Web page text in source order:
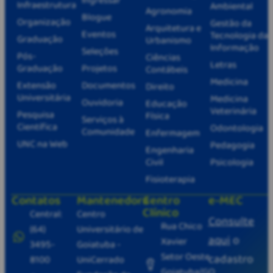
Infraestrutura
Organização
Graduação
Pós-
Graduação
Extensão
Universitária
Pesquisa
Científica
UNC na Web
Blogue
Eventos
Seleções
Projetos
Documentos
Ouvidoria
Serviços à
Comunidade
Agronomia
Arquitetura e
Urbanismo
Ciências
Contábeis
Direito
Educação
Física
Enfermagem
Engenharia
Civil
Fisioterapia
Ambiental
Gestão da
Tecnologia da
Informação
Letras
Medicina
Medicina
Veterinária
Odontologia
Pedagogia
Psicologia
Contatos
Central:
(64)
3495-
8100
Mantenedora
Centro
Universitário de
Goiatuba -
UniCerrado
Centro
Clínico
Rua Chico
Xavier
Setor Oeste
e-MEC
Consulte
aquio
cadastro